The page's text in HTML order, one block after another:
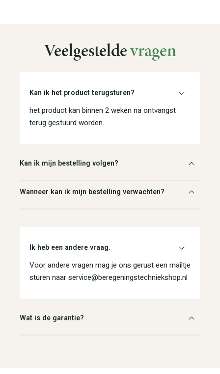
Veelgesteldevragen
Kan ik het product terugsturen?
het product kan binnen 2 weken na ontvangst
terug gestuurd worden.
Kan ik mijn bestelling volgen?
Wanneer kan ik mijn bestelling verwachten?
Ik heb een andere vraag.
Voor andere vragen mag je ons gerust een mailtje
sturen naar service@beregeningstechniekshop.nl
Wat is de garantie?